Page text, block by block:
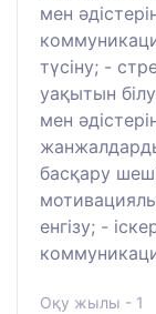
мен
түсіну; -
уақытын
мен
басқару
енгізу; -
Оқу жылы - 1